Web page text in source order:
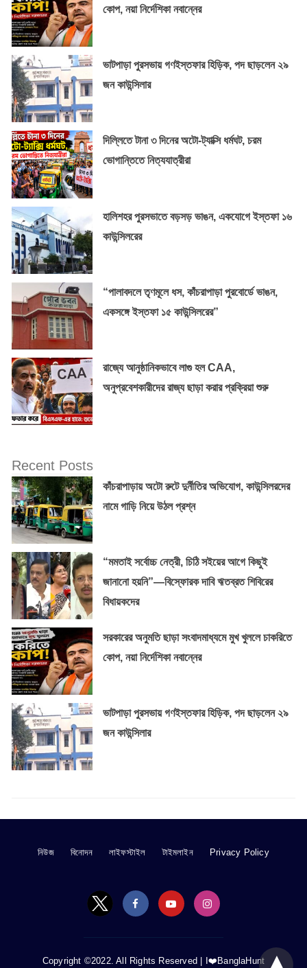
কোপ, নয়া নির্দেশিকা নবান্নের
ভাটপাড়া পুরসভায় গণইস্তফার হিড়িক, পদ ছাড়লেন ২৯
জন কাউন্সিলার
দিল্লিতে টানা ৩ দিনের অটো-ট্যাক্সি ধর্মঘট, চরম
ভোগান্তিতে নিত্যযাত্রীরা
হালিশহর পুরসভাতে বড়সড় ভাঙন, একযোগে ইস্তফা ১৬
কাউন্সিলরের
“পালাবদলে তৃণমূলে ধস, কাঁচরাপাড়া পুরবোর্ডে ভাঙন,
একসঙ্গে ইস্তফা ১৫ কাউন্সিলরের”
রাজ্যে আনুষ্ঠানিকভাবে লাগু হল CAA,
অনুপ্রবেশকারীদের রাজ্য ছাড়া করার প্রক্রিয়া শুরু
Recent Posts
কাঁচরাপাড়ায় অটো রুটে দুর্নীতির অভিযোগ, কাউন্সিলরদের
নামে গাড়ি নিয়ে উঠল প্রশ্ন
“মমতাই সর্বোচ্চ নেত্রী, চিঠি সইয়ের আগে কিছুই
জানানো হয়নি”—বিস্ফোরক দাবি ঋতব্রত শিবিরের
বিধায়কদের
সরকারের অনুমতি ছাড়া সংবাদমাধ্যমে মুখ খুললে চাকরিতে
কোপ, নয়া নির্দেশিকা নবান্নের
ভাটপাড়া পুরসভায় গণইস্তফার হিড়িক, পদ ছাড়লেন ২৯
জন কাউন্সিলার
নিউজ বিনোদন লাইফস্টাইল টাইমলাইন Privacy Policy
Copyright ©2022. All Rights Reserved | I❤️BanglaHunt